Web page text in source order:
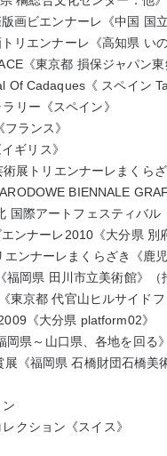
画ビエンナーレ 《中国 国
リエンナーレ 《高知県 い
《東京都 損保ジャパン東
Of Cadaques 《 スペイン
ラリー 《スペイン》
ランス》
ギリス》
術展トリエンナーレまくらざ
BIENNALE
国際アートフェスティバル
ンナーレ2010 《大分県 別
ンナーレまくらざき 《鹿
福岡県 田川市立美術館》（
《東京都 代官山ヒルサイドフ
《大分県 platform02》
岡県～山口県、各地を回る》
展 《福岡県 石橋財団石橋美
クション 《スイス》